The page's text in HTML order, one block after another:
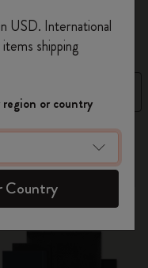
Out Of Stock
primo ordine
avere accesso
ispirazione.
USD. International
shipping
or country
Country